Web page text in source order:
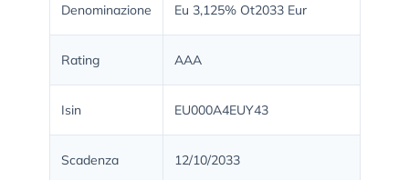
Denominazione Eu 3,125% Ot2033 Eur
Rating AAA
Isin EU000A4EUY43
Scadenza 12/10/2033